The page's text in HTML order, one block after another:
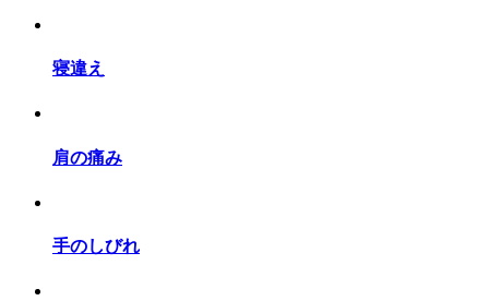
寝違え
肩の痛み
手のしびれ